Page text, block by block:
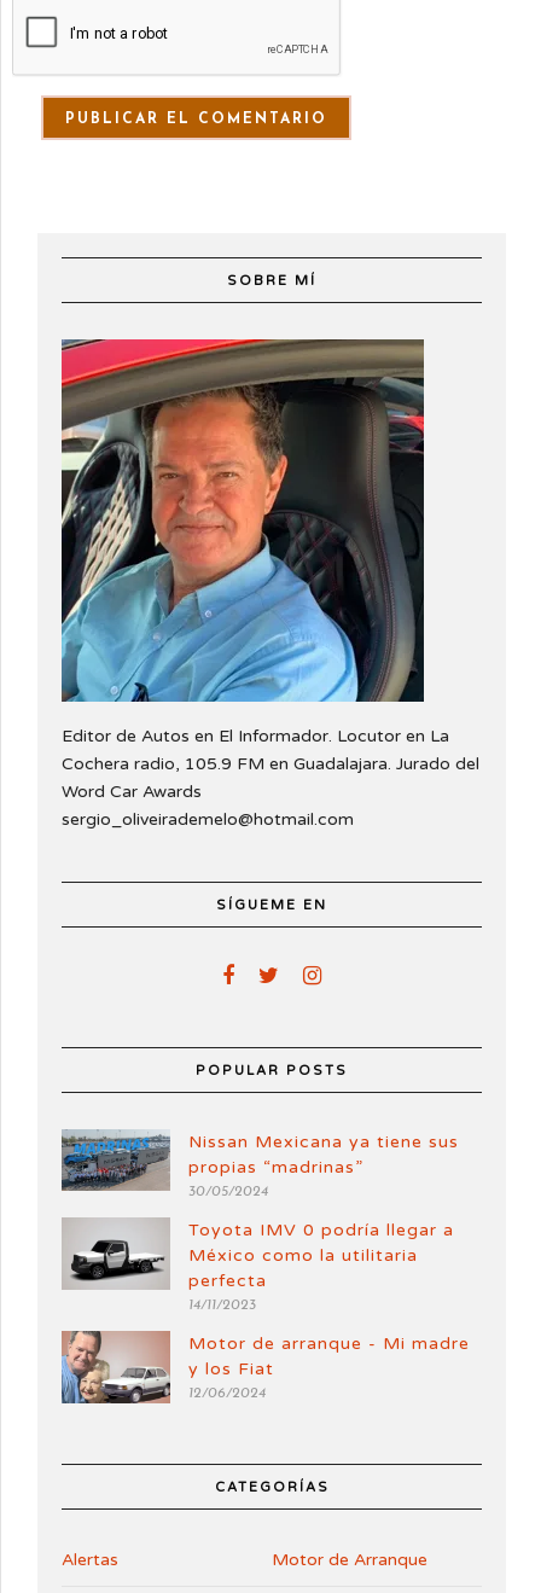
SOBRE MÍ
Editor de Autos en El Informador. Locutor en La
Cochera radio, 105.9 FM en Guadalajara. Jurado del
Word Car Awards
sergio_oliveirademelo@hotmail.com
SÍGUEME EN
POPULAR POSTS
Nissan Mexicana ya tiene sus
propias “madrinas”
30/05/2024
Toyota IMV 0 podría llegar a
México como la utilitaria
perfecta
14/11/2023
Motor de arranque - Mi madre
y los Fiat
12/06/2024
CATEGORÍAS
Alertas Motor de Arranque